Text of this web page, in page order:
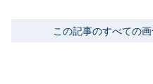
この記事のすべての